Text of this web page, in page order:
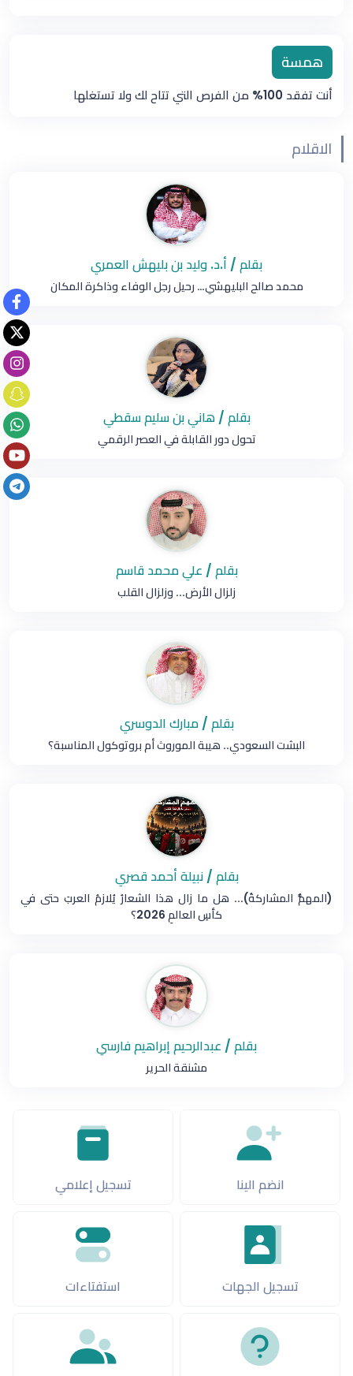
همسة
أنت تفقد 100% من الفرص التي تتاح لك ولا تستغلها
الاقلام
بقلم / أ.د. وليد بن بليهش العمري
محمد صالح البليهشي… رحيل رجل الوفاء وذاكرة المكان
بقلم / هاني بن سليم سقطي
تحول دور القابلة في العصر الرقمي
بقلم / علي محمد قاسم
زلزال الأرض... وزلزال القلب
بقلم / مبارك الدوسري
البشت السعودي.. هيبة الموروث أم بروتوكول المناسبة؟
بقلم / نبيلة أحمد قصري
(المهمُّ المشاركةُ)... هل ما زال هذا الشعارُ يُلازمُ العربَ حتى في
كأسِ العالمِ 2026؟
بقلم / عبدالرحيم إبراهيم فارسي
مشنقة الحرير
انضم الينا تسجيل إعلامي
تسجيل الجهات استفتاءات